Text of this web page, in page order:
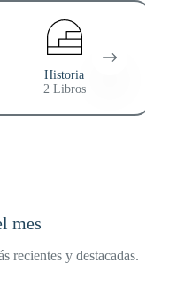
Historia
2 Libros
mes
recientes y destacadas.